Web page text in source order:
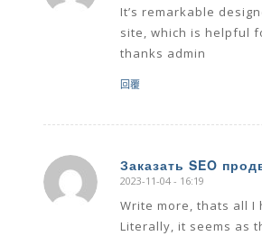
It’s remarkable
site, which is helpful
thanks admin
回覆
Заказать SEO
says:
2023-11-04 - 16:19
Write more, thats all I
Literally, it seems as